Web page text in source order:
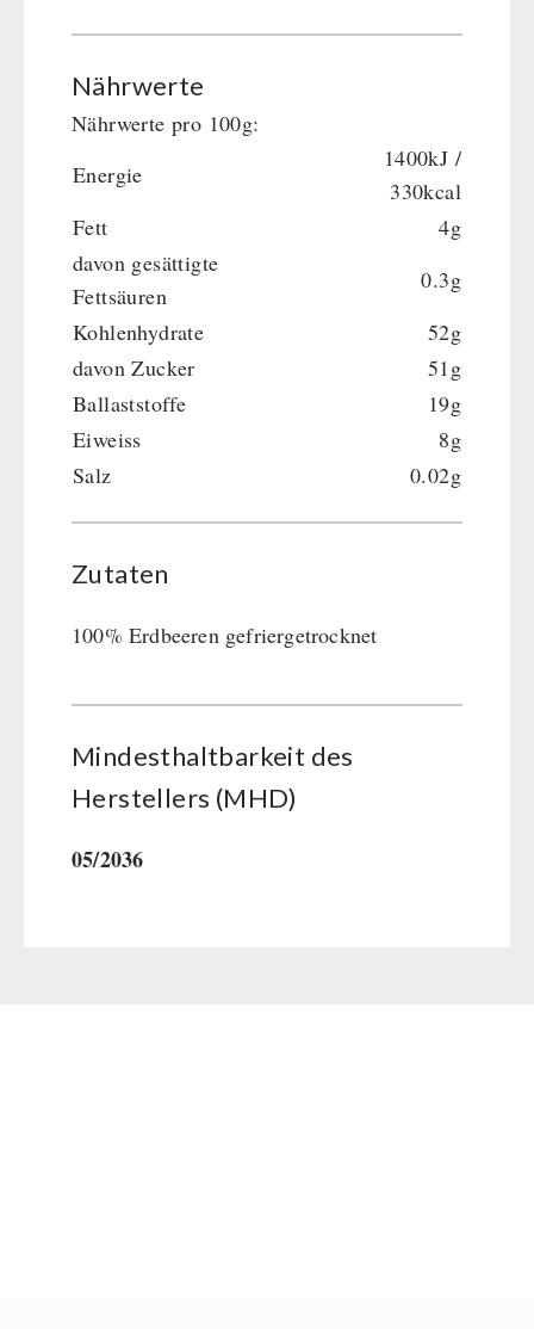
Nährwerte
Nährwerte pro 100g:
Energie
1400kJ /
330kcal
Fett
4g
davon gesättigte
Fettsäuren
0.3g
Kohlenhydrate
52g
davon Zucker
51g
Ballaststoffe
19g
Eiweiss
8g
Salz
0.02g
Zutaten
100% Erdbeeren gefriergetrocknet
Mindesthaltbarkeit des
Herstellers (MHD)
05/2036